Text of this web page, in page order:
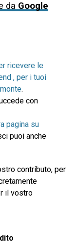
da Google
ricevere le
, per i tuoi
.
con
pagina su
puoi anche
contributo, per
il vostro